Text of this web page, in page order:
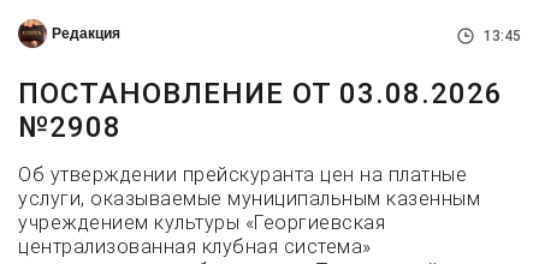
Редакция 13:45
ПОСТАНОВЛЕНИЕ ОТ 03.08.2026
№2908
Об утверждении прейскуранта цен на платные
услуги, оказываемые муниципальным казенным
учреждением культуры «Георгиевская
централизованная клубная система»